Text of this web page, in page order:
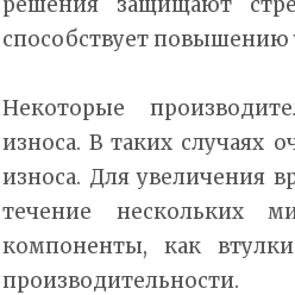
способствует повышению
Некоторые
износа. В таких случаях
износа. Для увеличения
течение нескольких
компоненты, как
производительности.